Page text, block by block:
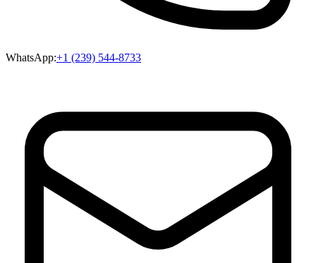
WhatsApp:+1 (239) 544-8733